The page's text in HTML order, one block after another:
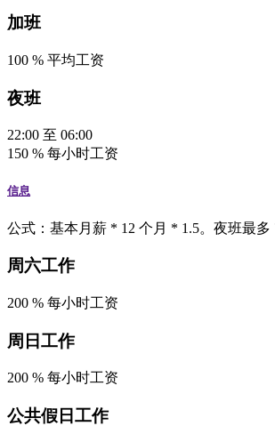
加班
100 % 平均工资
夜班
22:00 至 06:00
150 % 每小时工资
信息
公式：基本月薪 * 12 个月 * 1.5。夜班最多
周六工作
200 % 每小时工资
周日工作
200 % 每小时工资
公共假日工作